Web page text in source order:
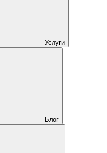
Услуги
Блог